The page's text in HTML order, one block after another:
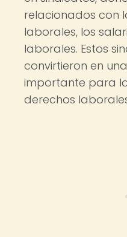
relacionados con
laborales, los
laborales. Estos
convirtieron en
importante para
derechos